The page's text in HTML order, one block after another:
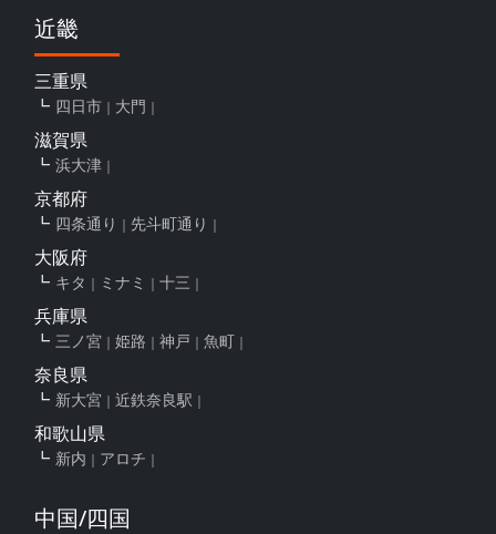
近畿
三重県
四日市 大門
滋賀県
浜大津
京都府
四条通り 先斗町通り
大阪府
キタ ミナミ 十三
兵庫県
三ノ宮 姫路 神戸 魚町
奈良県
新大宮 近鉄奈良駅
和歌山県
新内 アロチ
中国/四国